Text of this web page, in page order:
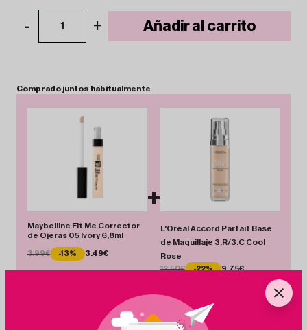
- 1 + Añadir al carrito
Comprado juntos habitualmente
Maybelline Fit Me Corrector
de Ojeras 05 Ivory 6,8ml
3.99€ -13% 3.49€
+
L'Oréal Accord Parfait Base
de Maquillaje 3.R/3.C Cool
Rose
12.50€ -22% 9.75€
Total 13.24 € Añadir Pack